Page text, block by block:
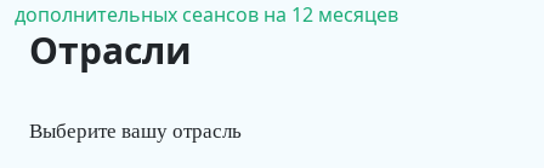
дополнительных сеансов на 12 месяцев
Отрасли
Выберите вашу отрасль